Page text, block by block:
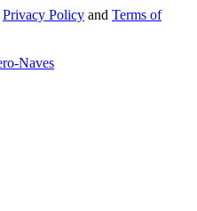
Privacy Policy and Terms of